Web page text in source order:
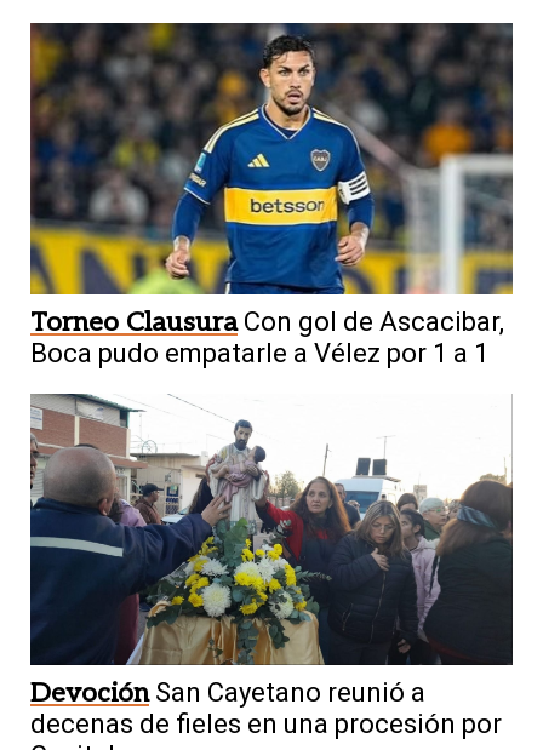
Torneo Clausura Con gol de Ascacibar,
Boca pudo empatarle a Vélez por 1 a 1
Devoción San Cayetano reunió a
decenas de fieles en una procesión por